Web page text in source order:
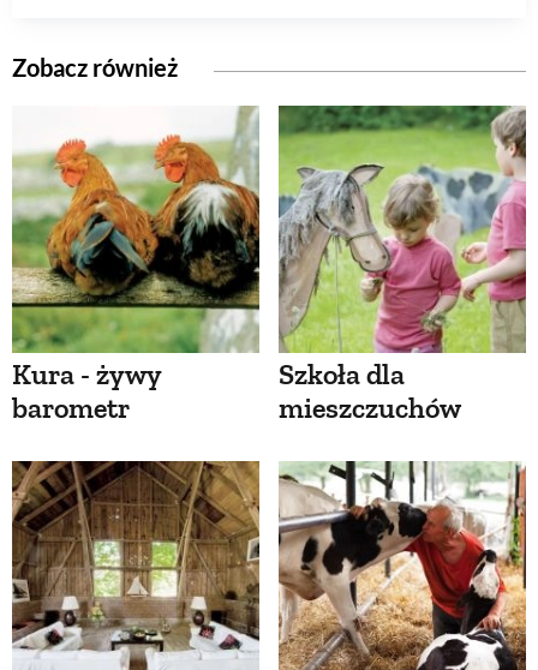
Zobacz również
Kura - żywy
barometr
Szkoła dla
mieszczuchów